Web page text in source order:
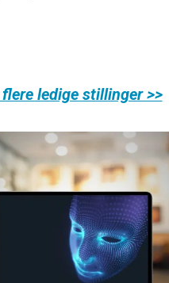
flere ledige stillinger >>